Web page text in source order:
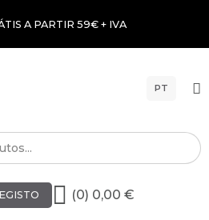
A PARTIR 59€ + IVA
PT
(0) 0,00 €